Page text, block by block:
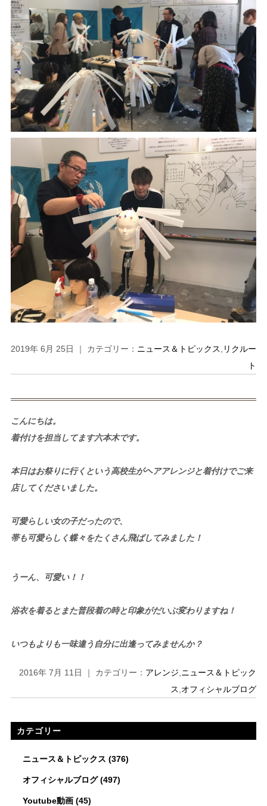
2019年 6月 25日 ｜ カテゴリー： ニュース＆トピックス リクルー
ト
こんにちは。
着付けを担当してます六本木です。
本日はお祭りに行くという高校生がヘアアレンジと着付けでご来
店してくださいました。
可愛らしい女の子だったので、
帯も可愛らしく蝶々をたくさん飛ばしてみました！
うーん、可愛い！！
浴衣を着るとまた普段着の時と印象がだいぶ変わりますね！
いつもよりも一味違う自分に出逢ってみませんか？
2016年 7月 11日 ｜ カテゴリー： アレンジ ニュース＆トピック
ス オフィシャルブログ
カテゴリー
ニュース＆トピックス (376)
オフィシャルブログ(497)
Youtube動画(45)